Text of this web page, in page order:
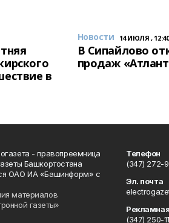
в
Новости 14 ИЮЛЯ , 12:40
В Сипайлово
продаж
- правопреемница
Башкортостана
ОАО ИА «Башинформ» с
материалов
газеты»
Телефон
(347) 272-
Эл. почта
(347) 250-